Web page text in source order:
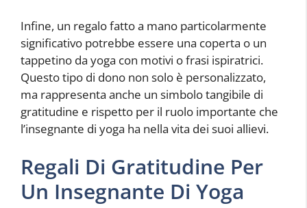
Infine, un regalo fatto a mano particolarmente
significativo potrebbe essere una coperta o un
tappetino da yoga con motivi o frasi ispiratrici.
Questo tipo di dono non solo è personalizzato,
ma rappresenta anche un simbolo tangibile di
gratitudine e rispetto per il ruolo importante che
l’insegnante di yoga ha nella vita dei suoi allievi.
Regali Di Gratitudine Per
Un Insegnante Di Yoga